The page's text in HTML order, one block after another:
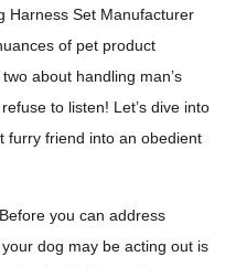
Harness Set Manufacturer
of pet product
about handling man’s
to listen! Let’s dive into
furry friend into an obedient
Before you can address
dog may be acting out is